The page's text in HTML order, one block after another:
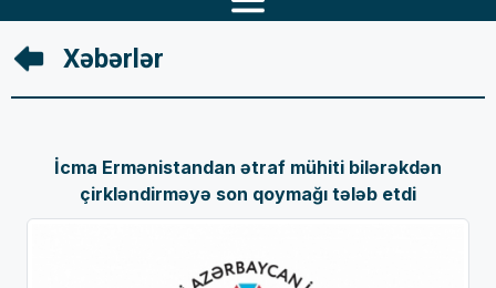
Xəbərlər
İcma Ermənistandan ətraf mühiti bilərəkdən
çirkləndirməyə son qoymağı tələb etdi